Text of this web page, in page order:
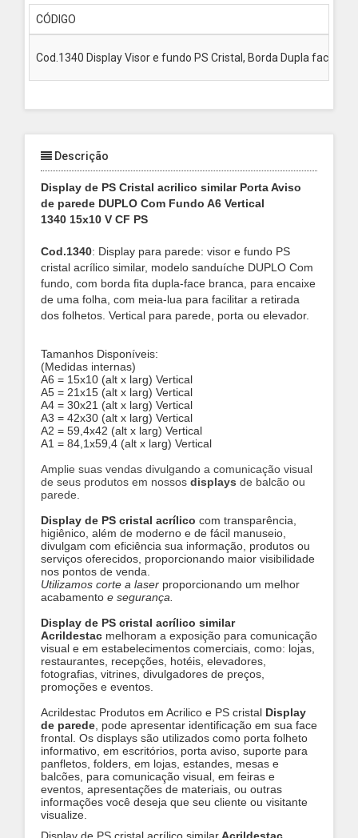
CÓDIGO
Cod.1340 Display Visor e fundo PS Cristal, Borda Dupla face
Descrição
Display de PS Cristal acrilico similar Porta Aviso
de parede DUPLO Com Fundo A6 Vertical
1340 15x10 V CF PS
Cod.1340: Display para parede: visor e fundo PS
cristal acrílico similar, modelo sanduíche DUPLO Com
fundo, com borda fita dupla-face branca, para encaixe
de uma folha, com meia-lua para facilitar a retirada
dos folhetos. Vertical para parede, porta ou elevador.
Tamanhos Disponíveis:
(Medidas internas)
A6 = 15x10 (alt x larg) Vertical
A5 = 21x15 (alt x larg) Vertical
A4 = 30x21 (alt x larg) Vertical
A3 = 42x30 (alt x larg) Vertical
A2 = 59,4x42 (alt x larg) Vertical
A1 = 84,1x59,4 (alt x larg) Vertical
Amplie suas vendas divulgando a comunicação visual
de seus produtos em nossos displays de balcão ou
parede
Display de PS cristal acrílico com transparência,
higiênico, além de moderno e de fácil manuseio,
divulgam com eficiência sua informação, produtos ou
serviços oferecidos, proporcionando maior visibilidade
nos pontos de venda.
Utilizamos corte a laser proporcionando um melhor
acabamento e segurança.
Display de PS cristal acrílico similar
Acrildestac melhoram a exposição para comunicação
visual e em estabelecimentos comerciais, como: lojas,
restaurantes, recepções, hotéis, elevadores,
fotografias, vitrines, divulgadores de preços,
promoções e eventos.
Acrildestac Produtos em Acrilico e PS cristal Display
de parede , pode apresentar identificação em sua face
frontal. Os displays são utilizados como porta folheto
informativo, em escritórios, porta aviso, suporte para
panfletos, folders, em lojas, estandes, mesas e
balcões, para comunicação visual, em feiras e
eventos, apresentações de materiais, ou outras
informações você deseja que seu cliente ou visitante
visualize.